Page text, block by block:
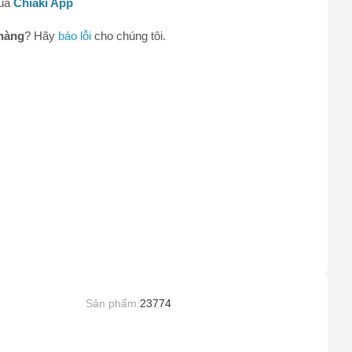
Chiaki App
? Hãy báo lỗi cho chúng tôi.
Sản phẩm:23774